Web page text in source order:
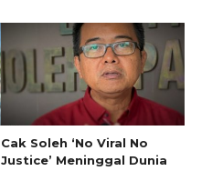
Cak Soleh ‘No Viral No
Justice’ Meninggal Dunia